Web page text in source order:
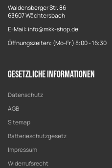
Waldensberger Str. 86
63607 Wächtersbach
E-Mail: info@mkk-shop.de
Öffnungszeiten: (Mo-Fr.) 8:00 - 16:30
Gesetzliche Informationen
Datenschutz
AGB
Sitemap
Batterieschutzgesetz
Impressum
Widerrufsrecht